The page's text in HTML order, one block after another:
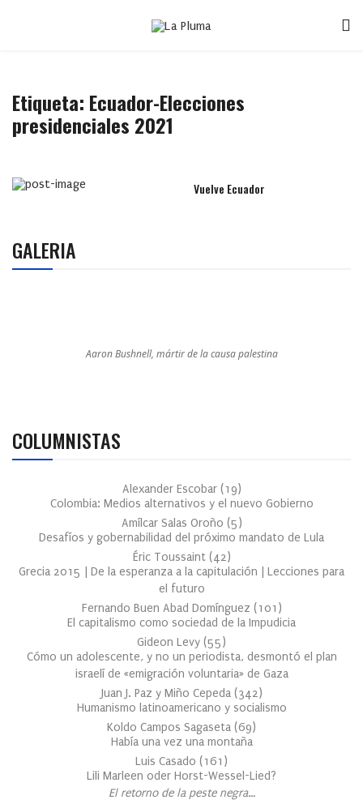
Etiqueta: Ecuador-Elecciones
presidenciales 2021
Vuelve Ecuador
GALERIA
Aaron Bushnell, mártir de la causa palestina
COLUMNISTAS
Alexander Escobar (19)
Colombia: Medios alternativos y el nuevo Gobierno
Amílcar Salas Oroño (5)
Desafíos y gobernabilidad del próximo mandato de Lula
Éric Toussaint (42)
Grecia 2015 | De la esperanza a la capitulación | Lecciones para
el futuro
Fernando Buen Abad Domínguez (101 )
El capitalismo como sociedad de la Impudicia
Gideon Levy (55)
Cómo un adolescente, y no un periodista, desmontó el plan
israelí de «emigración voluntaria» de Gaza
Juan J. Paz y Miño Cepeda (342)
Humanismo latinoamericano y socialismo
Koldo Campos Sagaseta (69)
Había una vez una montaña
Luis Casado (161 )
Lili Marleen oder Horst-Wessel-Lied?
El retorno de la peste negra…